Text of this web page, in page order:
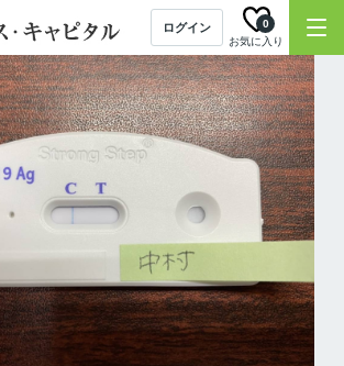
ログイン
お気に入り
0